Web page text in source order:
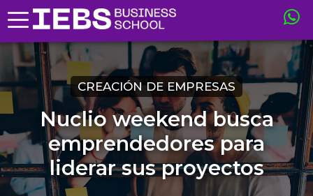
CREACIÓN DE EMPRESAS
Nuclio weekend busca
emprendedores para
liderar sus proyectos